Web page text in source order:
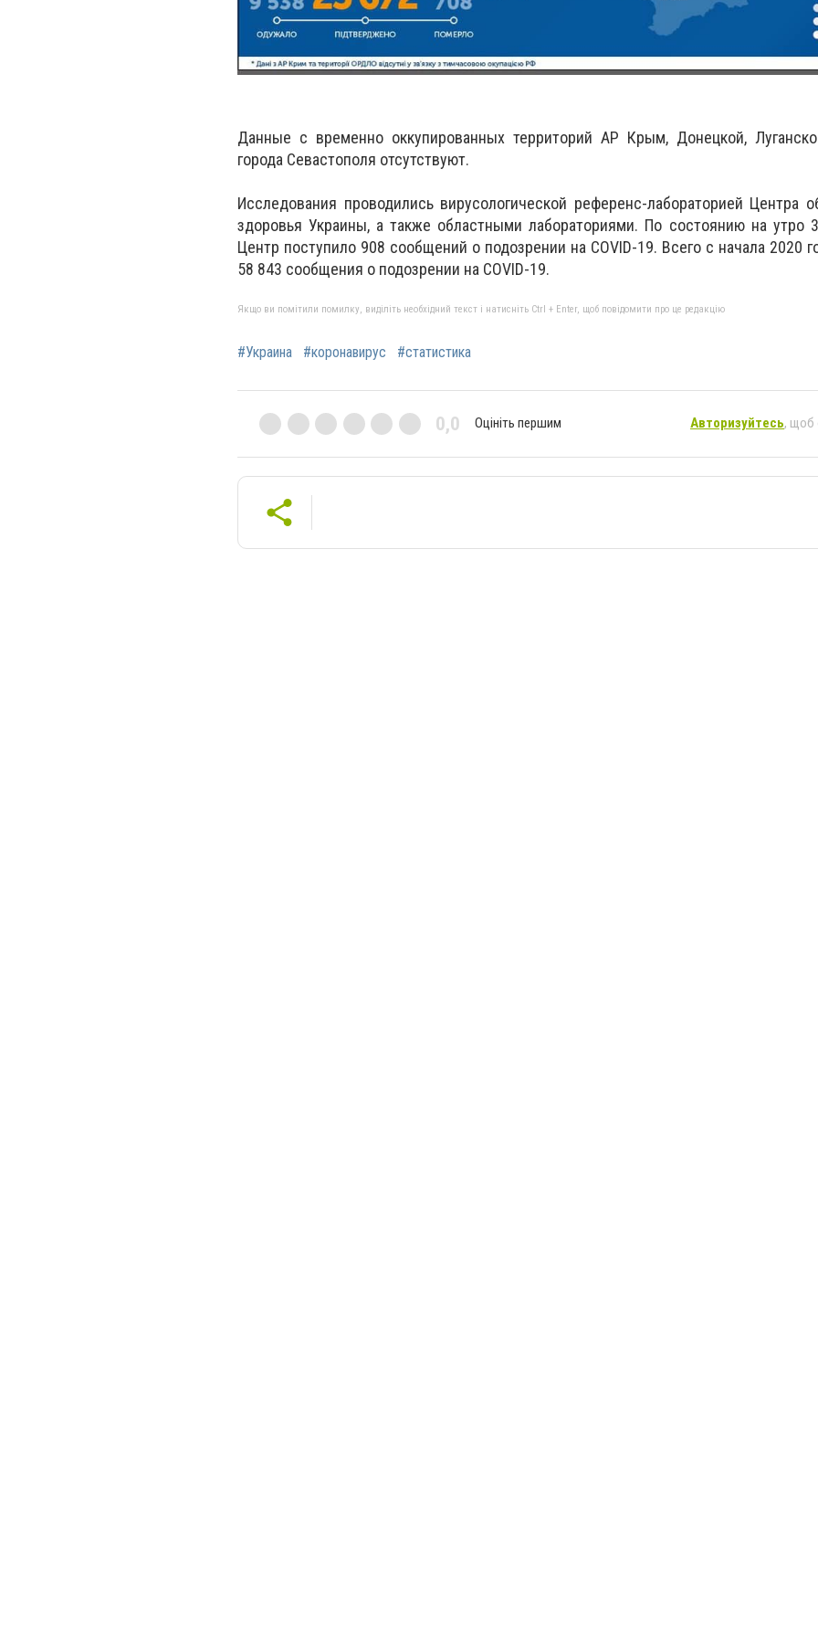
Данные с временно оккупированных территорий АР Крым, Донецкой,
города Севастополя отсутствуют.
Исследования проводились вирусологической референс-лабораторией Центра
здоровья Украины, а также областными лабораториями. По состоянию на утро
Центр поступило 908 сообщений о подозрении на COVID-19. Всего с начала 2020
58 843 сообщения о подозрении на COVID-19.
Якщо ви помітили помилку, виділіть необхідний текст і натисніть Ctrl + Enter, щоб повідомити про це редакцію
#Украина #коронавирус #статистика
0,0 Оцініть першим Авторизуйтесь, щоб